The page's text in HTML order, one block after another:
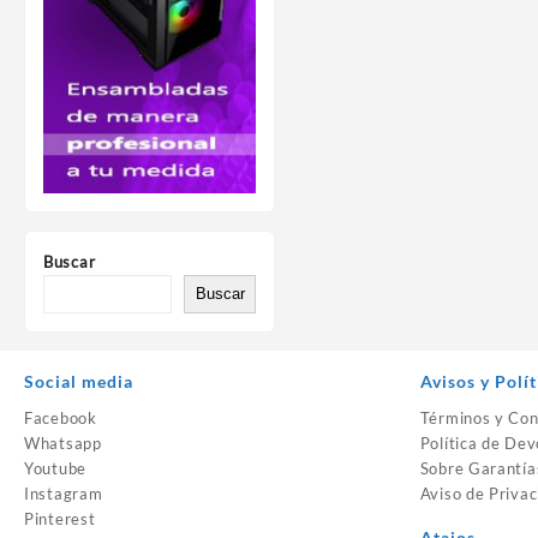
Buscar
Buscar
Social media
Facebook
Whatsapp
Youtube
Instagram
Pinterest
Avisos y
Términos y
Política de
Sobre
Aviso de